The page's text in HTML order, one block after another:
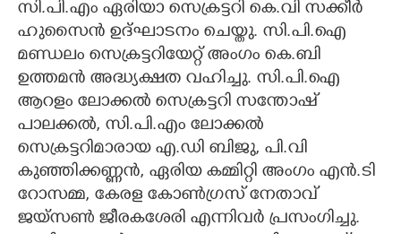
സി.പി.എം ഏരിയാ സെക്രട്ടറി കെ.വി സക്കീർ
ഹുസൈൻ ഉദ്ഘാടനം ചെയ്തു. സി.പി.ഐ
മണ്ഡലം സെക്രട്ടറിയേറ്റ് അംഗം കെ.ബി
ഉത്തമൻ അദ്ധ്യക്ഷത വഹിച്ചു. സി.പി.ഐ
ആറളം ലോക്കൽ സെക്രട്ടറി സന്തോഷ്
പാലക്കൽ, സി.പി.എം ലോക്കൽ
സെക്രട്ടറിമാരായ എ.ഡി ബിജു, പി.വി
കുഞ്ഞിക്കണ്ണൻ, ഏരിയ കമ്മിറ്റി അംഗം എൻ.ടി
റോസമ്മ, കേരള കോൺഗ്രസ് നേതാവ്
ജയ്സൺ ജീരകശേരി എന്നിവർ പ്രസംഗിച്ചു.